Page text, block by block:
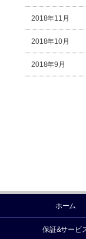
2018年11月
2018年10月
2018年9月
ホーム
保証&サービ